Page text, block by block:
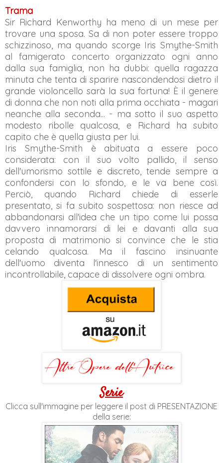
Trama
Sir Richard Kenworthy ha meno di un mese per
trovare una sposa. Sa di non poter essere troppo
schizzinoso, ma quando scorge Iris Smythe-Smith
al famigerato concerto organizzato ogni anno
dalla sua famiglia, non ha dubbi: quella ragazza
minuta che tenta di sparire nascondendosi dietro il
grande violoncello sarà la sua fortuna! È il genere
di donna che non noti alla prima occhiata - magari
neanche alla seconda... - ma sotto il suo aspetto
modesto ribolle qualcosa, e Richard ha subito
capito che è quella giusta per lui.
Iris Smythe-Smith è abituata a essere poco
considerata: con il suo volto pallido, il senso
dell'umorismo sottile e discreto, tende sempre a
confondersi con lo sfondo, e le va bene così.
Perciò, quando Richard chiede di esserle
presentato, si fa subito sospettosa: non riesce ad
abbandonarsi all'idea che un tipo come lui possa
davvero innamorarsi di lei e davanti alla sua
proposta di matrimonio si convince che le stia
celando qualcosa. Ma il fascino insinuante
dell'uomo diventa l'innesco di un sentimento
incontrollabile, capace di dissolvere ogni ombra.
Serie
Clicca sull'immagine per leggere il post di PRESENTAZIONE
della serie: